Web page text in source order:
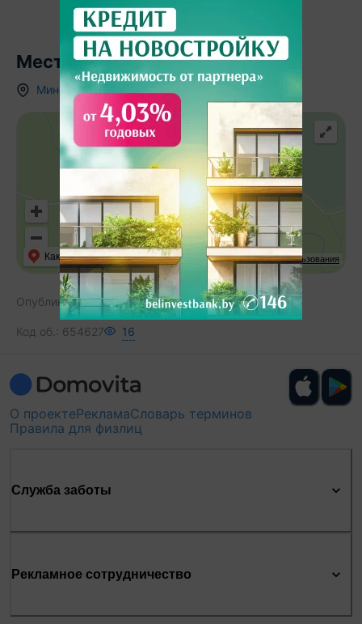
Местоположение
Минская область, д. Дубовое 1/А
Условия использования
Как добраться API Карт
Опубликовано:29.10.2025
Код об.: 654627 16
О проектеРекламаСловарь терминов
Правила для физлиц
Служба заботы
Рекламное сотрудничество